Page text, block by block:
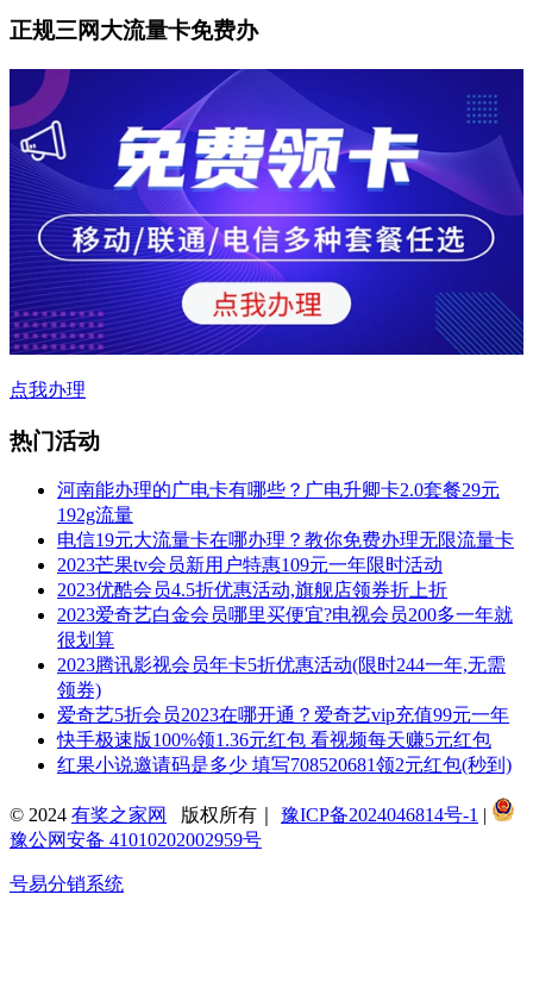
正规三网大流量卡免费办
点我办理
热门活动
河南能办理的广电卡有哪些？广电升卿卡2.0套餐29元
192g流量
电信19元大流量卡在哪办理？教你免费办理无限流量卡
2023芒果tv会员新用户特惠109元一年限时活动
2023优酷会员4.5折优惠活动,旗舰店领券折上折
2023爱奇艺白金会员哪里买便宜?电视会员200多一年就
很划算
2023腾讯影视会员年卡5折优惠活动(限时244一年,无需
领券)
爱奇艺5折会员2023在哪开通？爱奇艺vip充值99元一年
快手极速版100%领1.36元红包 看视频每天赚5元红包
红果小说邀请码是多少 填写708520681领2元红包(秒到)
© 2024 有奖之家网 版权所有｜ 豫ICP备2024046814号-1 |
豫公网安备 41010202002959号
号易分销系统